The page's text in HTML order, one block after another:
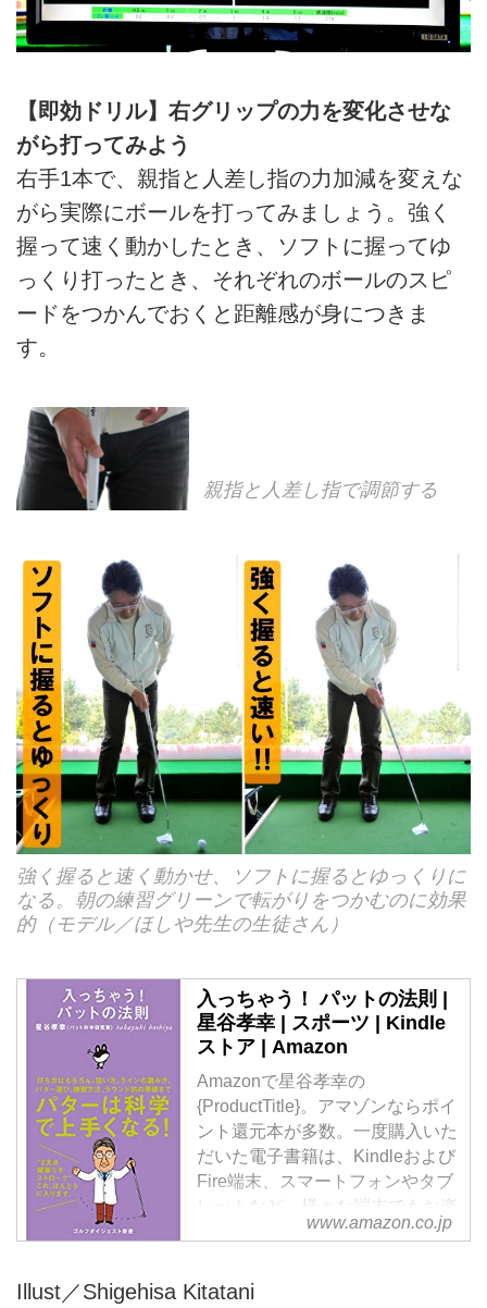
【即効ドリル】右グリップの力を変化させな
がら打ってみよう
右手1本で、親指と人差し指の力加減を変えな
がら実際にボールを打ってみましょう。強く
握って速く動かしたとき、ソフトに握ってゆ
っくり打ったとき、それぞれのボールのスピ
ードをつかんでおくと距離感が身につきま
す。
親指と人差し指で調節する
強く握ると速く動かせ、ソフトに握るとゆっくりに
なる。朝の練習グリーンで転がりをつかむのに効果
的（モデル／ほしや先生の生徒さん）
入っちゃう！ パットの法則 |
星谷孝幸 | スポーツ | Kindle
ストア | Amazon
Amazonで星谷孝幸の
{ProductTitle}。アマゾンならポイ
ント還元本が多数。一度購入いた
だいた電子書籍は、Kindleおよび
Fire端末、スマートフォンやタブ
レットなど、様々な端末でもお楽
しみいただけます。www.amazon.co.jp
Illust／Shigehisa Kitatani